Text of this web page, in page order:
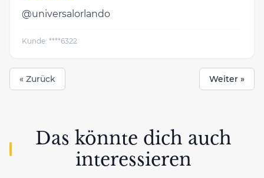
@universalorlando
Kunde: ****6322
« Zurück Weiter »
Das könnte dich auch
interessieren